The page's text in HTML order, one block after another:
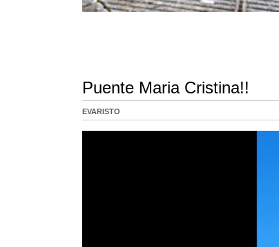
Puente Maria Cristina!!
EVARISTO